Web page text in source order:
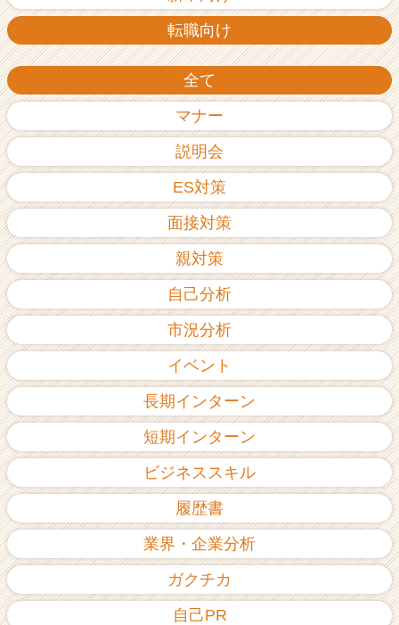
転職向け
全て
マナー
説明会
ES対策
面接対策
親対策
自己分析
市況分析
イベント
長期インターン
短期インターン
ビジネススキル
履歴書
業界・企業分析
ガクチカ
自己PR